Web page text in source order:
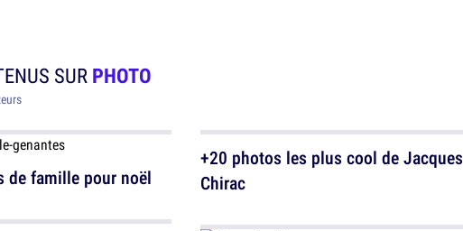
SURPHOTO
de famille pour noël
+20 photos les plus cool de Jacques
Chirac